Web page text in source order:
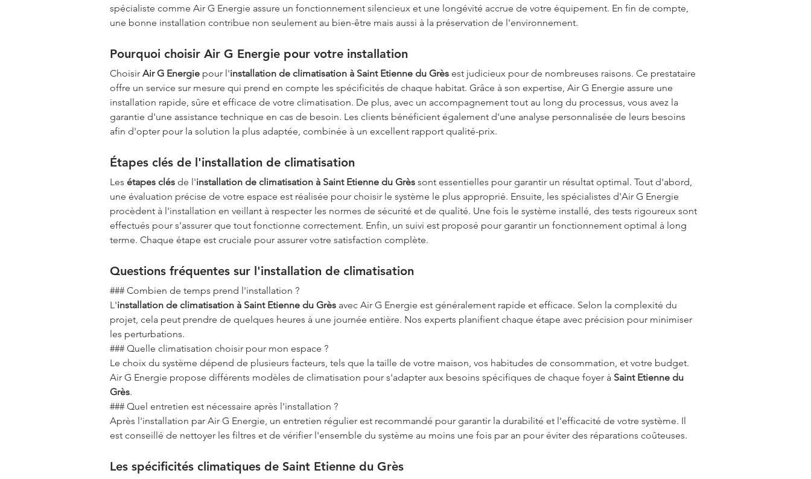
spécialiste comme Air G Energie assure un fonctionnement silencieux et une longévité accrue de votre équipement. En fin de compte,
une bonne installation contribue non seulement au bien-être mais aussi à la préservation de l'environnement.
Pourquoi choisir Air G Energie pour votre installation
Choisir Air G Energie pour l'installation de climatisation à Saint Etienne du Grès est judicieux pour de nombreuses raisons. Ce prestataire
offre un service sur mesure qui prend en compte les spécificités de chaque habitat. Grâce à son expertise, Air G Energie assure une
installation rapide, sûre et efficace de votre climatisation. De plus, avec un accompagnement tout au long du processus, vous avez la
garantie d'une assistance technique en cas de besoin. Les clients bénéficient également d'une analyse personnalisée de leurs besoins
afin d'opter pour la solution la plus adaptée, combinée à un excellent rapport qualité-prix.
Étapes clés de l'installation de climatisation
Les étapes clés de l'installation de climatisation à Saint Etienne du Grès sont essentielles pour garantir un résultat optimal. Tout d'abord,
une évaluation précise de votre espace est réalisée pour choisir le système le plus approprié. Ensuite, les spécialistes d'Air G Energie
procèdent à l'installation en veillant à respecter les normes de sécurité et de qualité. Une fois le système installé, des tests rigoureux sont
effectués pour s'assurer que tout fonctionne correctement. Enfin, un suivi est proposé pour garantir un fonctionnement optimal à long
terme. Chaque étape est cruciale pour assurer votre satisfaction complète.
Questions fréquentes sur l'installation de climatisation
### Combien de temps prend l'installation ?
L'installation de climatisation à Saint Etienne du Grès avec Air G Energie est généralement rapide et efficace. Selon la complexité du
projet, cela peut prendre de quelques heures à une journée entière. Nos experts planifient chaque étape avec précision pour minimiser
les perturbations.
### Quelle climatisation choisir pour mon espace ?
Le choix du système dépend de plusieurs facteurs, tels que la taille de votre maison, vos habitudes de consommation, et votre budget.
Air G Energie propose différents modèles de climatisation pour s'adapter aux besoins spécifiques de chaque foyer à Saint Etienne du
Grès.
### Quel entretien est nécessaire après l'installation ?
Après l'installation par Air G Energie, un entretien régulier est recommandé pour garantir la durabilité et l'efficacité de votre système. Il
est conseillé de nettoyer les filtres et de vérifier l'ensemble du système au moins une fois par an pour éviter des réparations coûteuses.
Les spécificités climatiques de Saint Etienne du Grès